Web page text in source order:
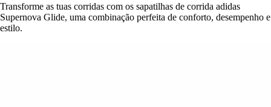
Transforme as tuas corridas com os sapatilhas de corrida adidas
Supernova Glide, uma combinação perfeita de conforto, desempenho e
estilo.